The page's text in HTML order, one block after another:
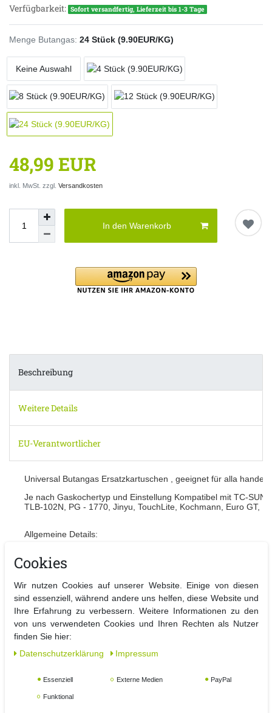
Verfügbarkeit: Sofort versandfertig, Lieferzeit bis 1-3 Tage
Menge Butangas: 24 Stück (9.90EUR/KG)
Keine Auswahl
48,99 EUR
inkl. MwSt. zzgl. Versandkosten
In den Warenkorb
Beschreibung
Weitere Details
EU-Verantwortlicher
Universal Butangas Ersatzkartuschen , geeignet für alla
Je nach Gaskochertyp und Einstellung Kompatibel mit TC-
TLB-102N, PG - 1770, Jinyu, TouchLite, Kochmann, Euro GT,
Allgemeine Details:
Gaskartusche mit Zylinderverriegelung einrasten und loslegen
Technische Details:
je Gaskartusche 227 g
leichtes Eigengewicht
maximale Hitzeentwicklung 1000 °C,
max. Brenndauer Butangaskartusche: 1-2 h , je nach
Gewicht je Gaskartusche: 0,31 kg
Cookies
Wir nutzen Cookies auf unserer Website. Einige von diesen
sind essenziell, während andere uns helfen, diese Website und
Ihre Erfahrung zu verbessern. Weitere Informationen zu den
von uns verwendeten Cookies und Ihren Rechten als Nutzer
finden Sie hier:
Daten­schutz­erklärung
Impressum
Essenziell Externe Medien PayPal
Funktional